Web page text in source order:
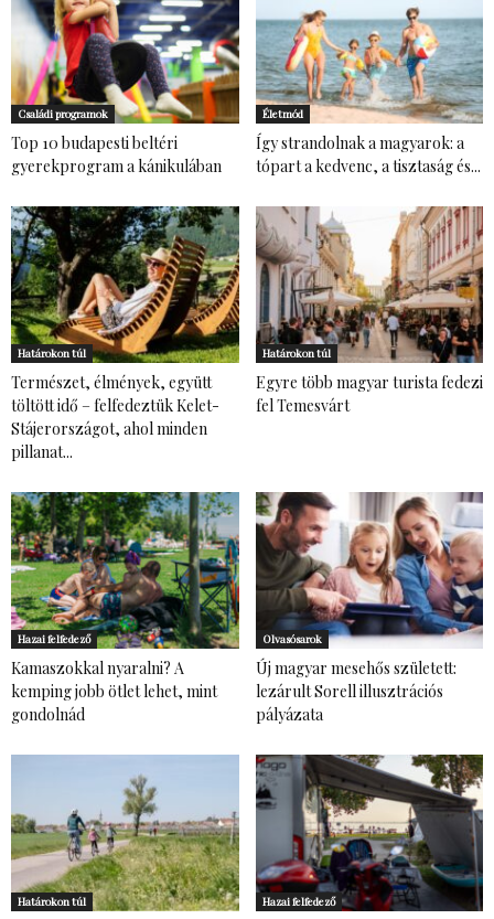
Családi programok
Top 10 budapesti beltéri
gyerekprogram a kánikulában
Életmód
Így strandolnak a magyarok: a
tópart a kedvenc, a tisztaság és...
Határokon túl
Természet, élmények, együtt
töltött idő – felfedeztük Kelet-
Stájerországot, ahol minden
pillanat...
Határokon túl
Egyre több magyar turista fedezi
fel Temesvárt
Hazai felfedező
Kamaszokkal nyaralni? A
kemping jobb ötlet lehet, mint
gondolnád
Olvasósarok
Új magyar mesehős született:
lezárult Sorell illusztrációs
pályázata
Határokon túl Hazai felfedező